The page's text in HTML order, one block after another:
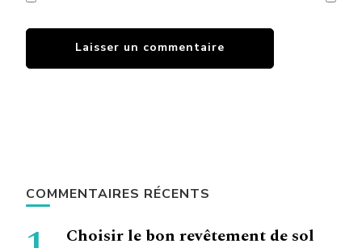
COMMENTAIRES RÉCENTS
Choisir le bon revêtement de sol